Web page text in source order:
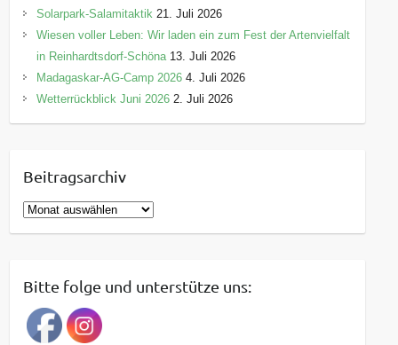
Solarpark-Salamitaktik 21. Juli 2026
Wiesen voller Leben: Wir laden ein zum Fest der Artenvielfalt
in Reinhardtsdorf-Schöna 13. Juli 2026
Madagaskar-AG-Camp 2026 4. Juli 2026
Wetterrückblick Juni 2026 2. Juli 2026
Beitragsarchiv
B
e
r
a
g
Bitte folge und unterstütze uns: